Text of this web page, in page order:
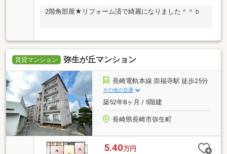
2階角部屋★リフォーム済で綺麗になりました＾＾ｂ
賃貸マンション 弥生が丘マンション
長崎電軌本線 崇福寺駅 徒歩25分
その他の交通
築52年8ヶ月 / 5階建
長崎県長崎市弥生町
5.40万円